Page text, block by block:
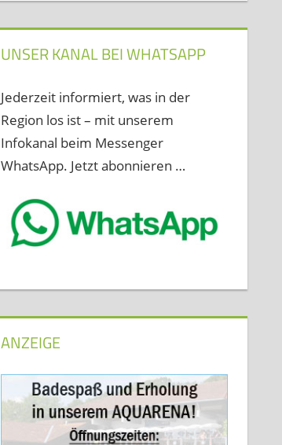
UNSER KANAL BEI WHATSAPP
Jederzeit informiert, was in der
Region los ist – mit unserem
Infokanal beim Messenger
WhatsApp. Jetzt abonnieren …
ANZEIGE